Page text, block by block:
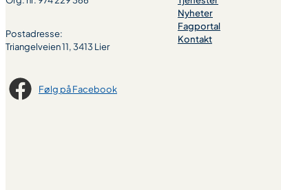
Postadresse:
Triangelveien 11, 3413 Lier
Følg på Facebook
Nyheter
Fagportal
Kontakt